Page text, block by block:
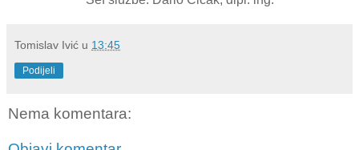
Tomislav Ivić u 13:45
Podijeli
Nema komentara: